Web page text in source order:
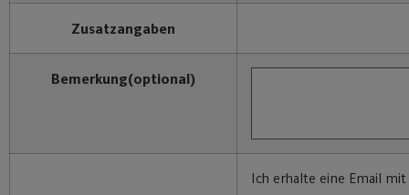
Zusatzangaben
Bemerkung(optional)
Ich erhalte eine Email